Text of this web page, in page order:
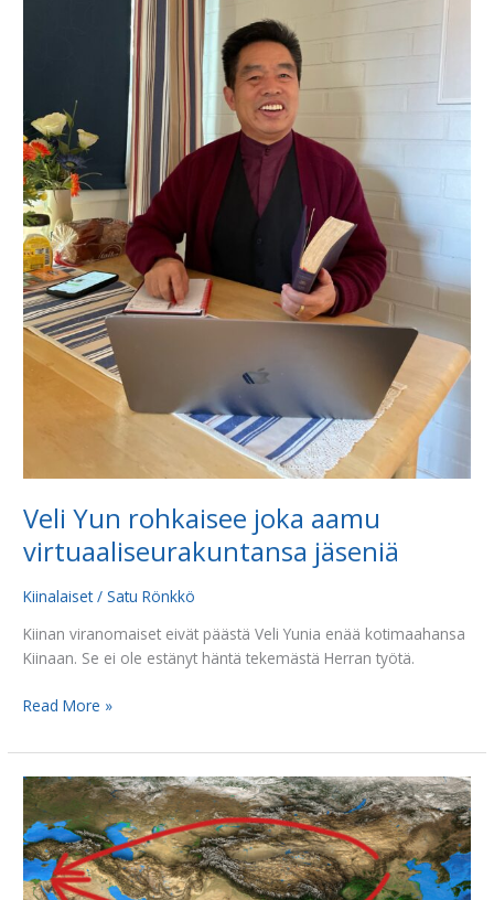
Veli Yun rohkaisee joka aamu
virtuaaliseurakuntansa jäseniä
Kiinalaiset/Satu Rönkkö
Kiinan viranomaiset eivät päästä Veli Yunia enää kotimaahansa
Kiinaan. Se ei ole estänyt häntä tekemästä Herran työtä.
virtuaaliseurakuntansa
Read More »
Kiinalaiset
lähetit
ovat
ahdingossa